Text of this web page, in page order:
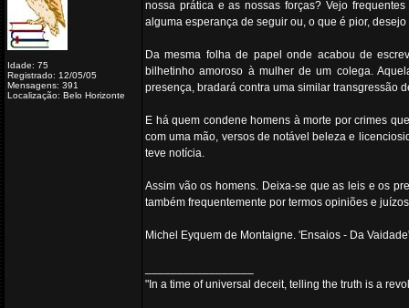
Idade: 75
Registrado: 12/05/05
Mensagens: 391
Localização: Belo Horizonte
nossa prática e as nossas forças? Vejo
alguma esperança de seguir ou, o que é pior, desejo
Da mesma folha de papel onde acabou de
bilhetinho amoroso à mulher de um colega.
presença, bradará contra uma similar transgressão
E há quem condene homens à morte por crimes
com uma mão, versos de notável beleza e
teve notícia.
Assim vão os homens. Deixa-se que as leis e os
também frequentemente por termos opiniões e
Michel Eyquem de Montaigne. 'Ensaios - Da Vaidade'
"In a time of universal deceit, telling the truth is a